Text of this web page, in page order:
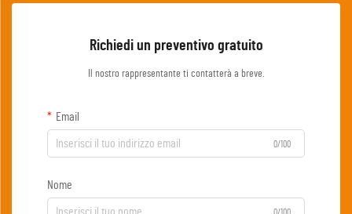
Richiedi un preventivo gratuito
Il nostro rappresentante ti contatterà a breve.
Email
0/100
Nome